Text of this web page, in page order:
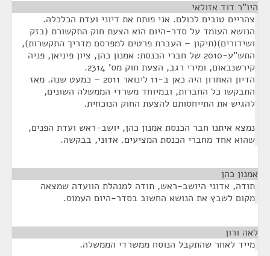
היו"ר דוד אזולאי
צהריים טובים לכולם. אני פותח את דיוני ועדת הכלכלה.
הנושא העומד על סדר-היום הוא הצעת חוק התקשורת (בזק
ושידורים)(תיקון – העברת פרטים למפרסם מדריך התקשרות),
התש"ע-2010 של חברי הכנסת: אמנון כהן, ציון פיניאן, פניה
קירשנבאום, ומירי רגב, הצעת חוק מס' 2314.
הדיון האחרון היה כאן ב-11 לינואר 2011 – כמעט שנה. מאז
התבקשו כל החברות, ובמיוחד משרדי הממשלה השונים,
להגיש את התייחסותם להצעת החוק הנוכחית.
נמצא איתנו חבר הכנסת אמנון כהן, יושב-ראש ועדת הפנים,
שהוא אחד מחברי הכנסת המציעים. אדוני, בבקשה.
אמנון כהן
תודה, אדוני היושב-ראש, תודה למנהלת הוועדה שמצאה
מקום לשבץ את הנושא החשוב בסדר-היום העמוס.
לאה ורון
מייד לאחר שהתקבל הנוסח ממשרדי הממשלה.